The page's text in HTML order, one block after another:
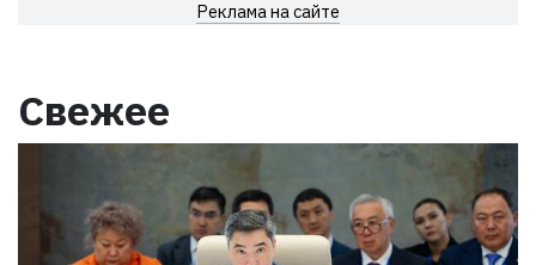
Реклама на сайте
Свежее